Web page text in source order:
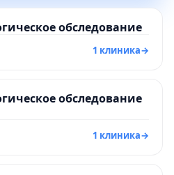
обследование
1 клиника→
обследование
1 клиника→